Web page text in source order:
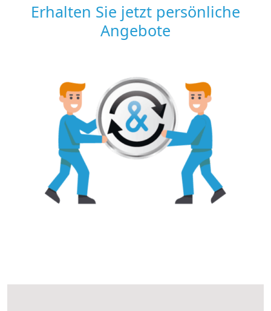
Erhalten Sie jetzt persönliche
Angebote